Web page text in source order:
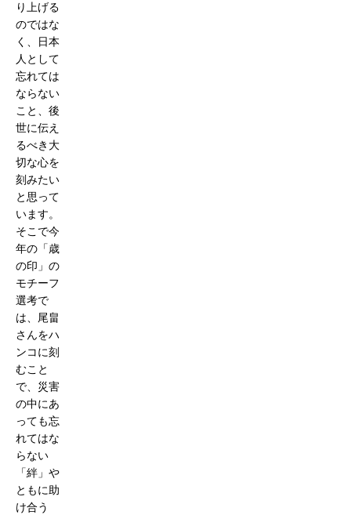
り上げる
のではな
く、日本
人として
忘れては
ならない
こと、後
世に伝え
るべき大
切な心を
刻みたい
と思って
います。
そこで今
年の「歳
の印」の
モチーフ
選考で
は、尾畠
さんをハ
ンコに刻
むこと
で、災害
の中にあ
っても忘
れてはな
らない
「絆」や
ともに助
け合う